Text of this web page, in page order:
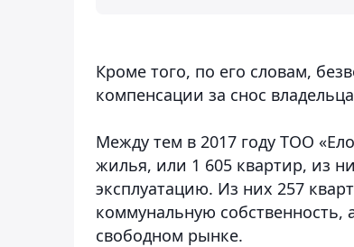
Кроме того, по его словам,
компенсации за снос
Между тем в 2017 году ТОО
жилья, или 1 605 квартир, из
эксплуатацию. Из них 257
коммунальную собственность,
свободном рынке.